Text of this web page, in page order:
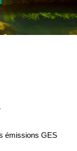
émissions GES